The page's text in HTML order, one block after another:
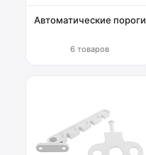
Автоматические пороги
6 товаров